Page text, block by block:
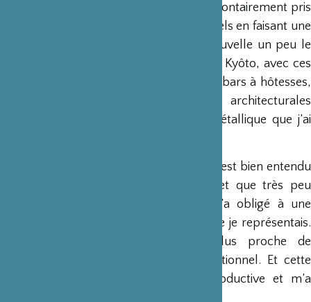
kimonos pour la journée à Kyôto : j’ai volontairement pris
le contrepoint des décors en bois habituels en faisant une
série « kimono & béton brut » qui renouvelle un peu le
genre. Le quartier (un peu) « rouge » de Kyôto, avec ces
immeubles remplis de « parlours », ces bars à hôtesses,
présente des caractéristiques architecturales
intéressantes et c’est dans ce décor métallique que j’ai
Mais la plus grande difficulté au Japon c’est bien entendu
la barrière de la langue qui ne permet que très peu
d’interactions avec les habitants et m’a obligé à une
distance certaine avec les personnes que je représentais.
Au final, cela donne un travail plus proche de
l’entomologiste que du reportage traditionnel. Et cette
contrainte s’est finalement révélée productive et m’a